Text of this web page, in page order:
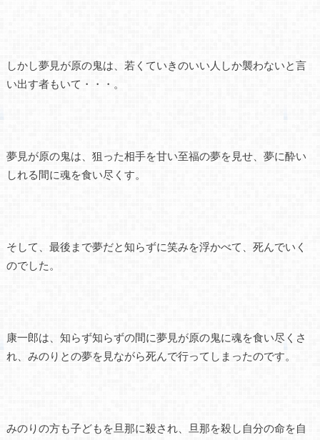
しかし夢見が原の鬼は、若くていきのいい人しか襲わないと言
い出す者もいて・・・。
夢見が原の鬼は、狙った相手を甘い至福の夢を見せ、夢に酔い
しれる間に魂を食い尽くす。
そして、最後まで夢だと知らずに笑みを浮かべて、死んでいく
のでした。
康一郎は、知らず知らずの間に夢見が原の鬼に魂を食い尽くさ
れ、みのりとの夢を見ながら死んで行ってしまったのです。
みのりの方も子どもを旦那に殺され、旦那を殺し自分の命を自